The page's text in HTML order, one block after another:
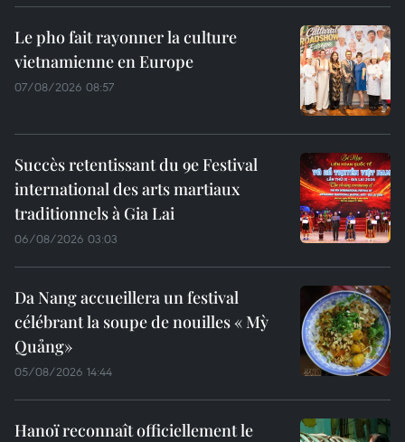
Le pho fait rayonner la culture
vietnamienne en Europe
07/08/2026 08:57
Succès retentissant du 9e Festival
international des arts martiaux
traditionnels à Gia Lai
06/08/2026 03:03
Da Nang accueillera un festival
célébrant la soupe de nouilles « Mỳ
Quảng»
05/08/2026 14:44
Hanoï reconnaît officiellement le